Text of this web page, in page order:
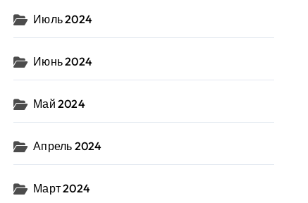
Июль 2024
Июнь 2024
Май 2024
Апрель 2024
Март 2024